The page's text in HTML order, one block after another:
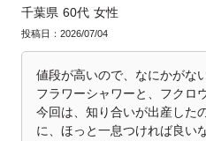
千葉県 60代 女性
投稿日 2026/07/04
値段が高いので、なにかがな
フラワーシャワーと、フクロ
今回は、知り合いが出産した
に、ほっと一息つければ良い